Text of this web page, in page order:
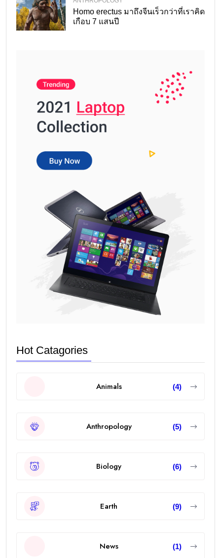
Homo erectus มาถึงจีนเร็วกว่าที่เราคิด
เกือบ 7 แสนปี
Hot Catagories
Animals (4)
Anthropology (5)
Biology (6)
Earth (9)
News (1)